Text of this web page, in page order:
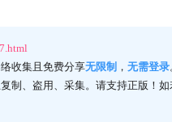
收集且免费分享无限制 ， 无需登录
制、盗用、采集。请支持正版！